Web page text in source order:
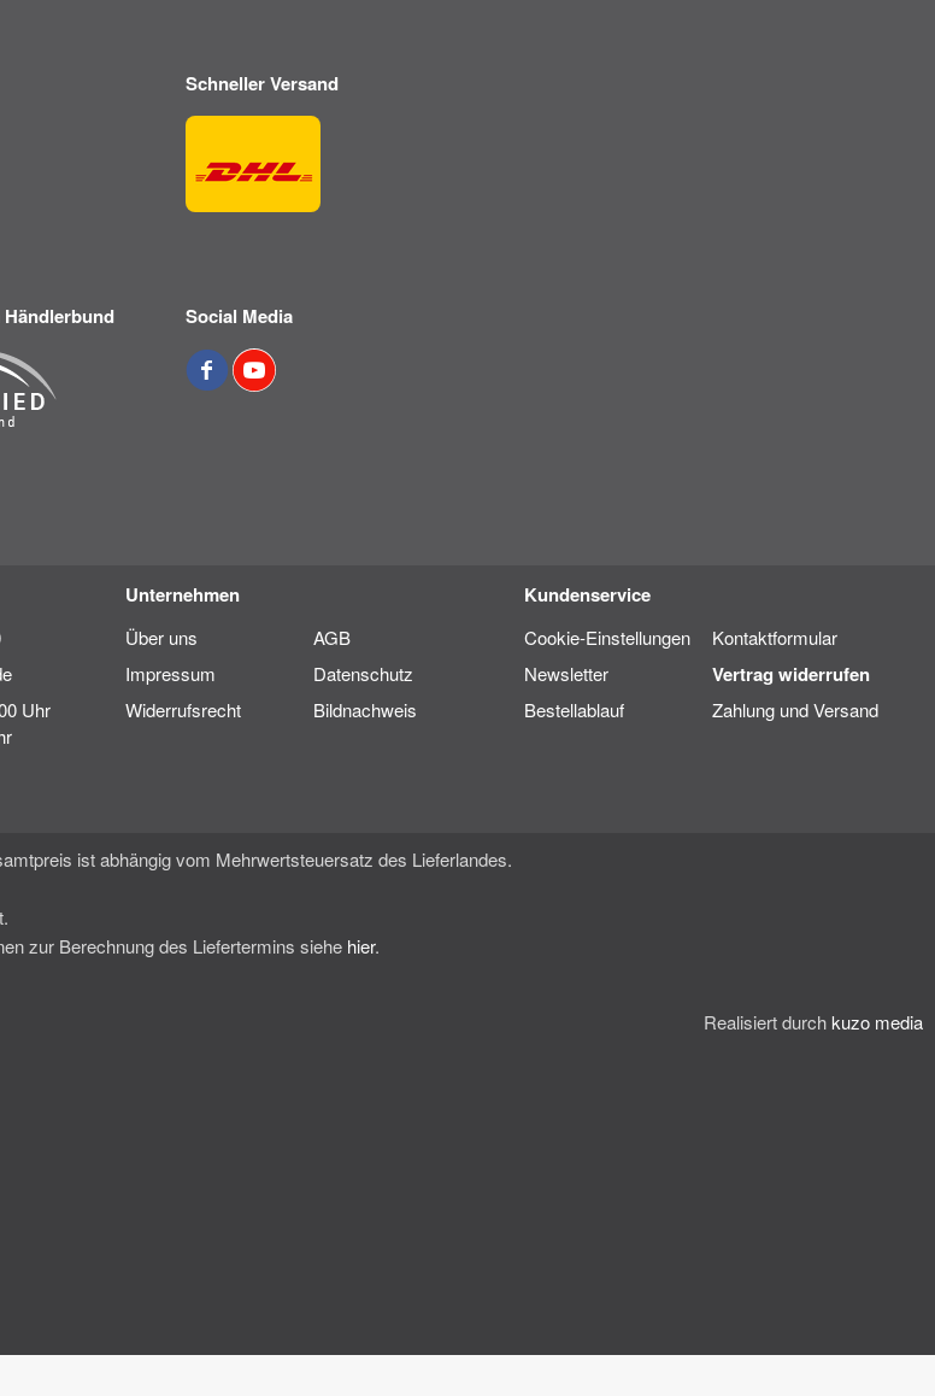
Schneller Versand
Social Media
Uhr
Unternehmen
Über uns
AGB
Impressum
Datenschutz
Widerrufsrecht
Bildnachweis
Kundenservice
Cookie-Einstellungen
Kontaktformular
Newsletter
Vertrag widerrufen
Bestellablauf Zahlung und Versand
ist abhängig vom Mehrwertsteuersatz des Lieferlandes.
zur Berechnung des Liefertermins siehe hier.
Realisiert durchkuzo media